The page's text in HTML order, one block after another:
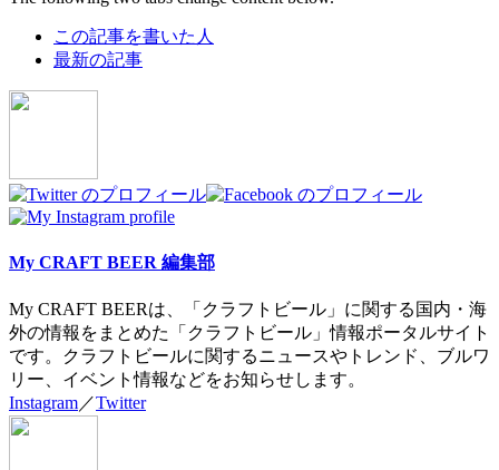
この記事を書いた人
最新の記事
My CRAFT BEER 編集部
My CRAFT BEERは、「クラフトビール」に関する国内・海
外の情報をまとめた「クラフトビール」情報ポータルサイト
です。クラフトビールに関するニュースやトレンド、ブルワ
リー、イベント情報などをお知らせします。
Instagram／Twitter